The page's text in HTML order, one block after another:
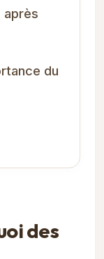
après
du
des